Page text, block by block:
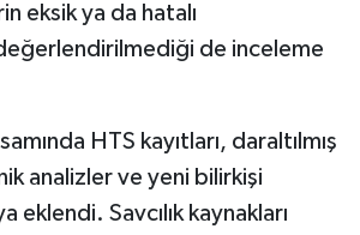
eksik ya da hatalı
de inceleme
HTS kayıtları, daraltılmış
analizler ve yeni bilirkişi
eklendi. Savcılık kaynakları